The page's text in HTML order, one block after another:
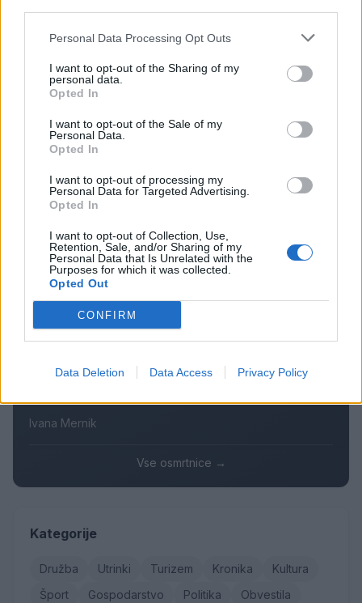
Personal Data Processing Opt Outs
I want to opt-out of the Sharing of my
personal data.
Opted In
I want to opt-out of the Sale of my
Personal Data.
Opted In
I want to opt-out of processing my
Personal Data for Targeted Advertising.
Opted In
I want to opt-out of Collection, Use,
Retention, Sale, and/or Sharing of my
Personal Data that Is Unrelated with the
Purposes for which it was collected.
Opted Out
CONFIRM
Data Deletion Data Access Privacy Policy
Najbolj brano
Pretep v gostinskem lokalu v Velenju: 46-letnik
moškega udaril s steklenico in ga zabodel
velenjske picerije o padcu s padalom na
Hrvaškem
Dopustniška drama: Policija pričakala letalo s
Korošico po pristanku
Na Šaleški cesti v Velenju občanka poškodovala
tri vozila
mrtvega 76-letnika
Osmrtnice
Danica Sladič
Branko Golob
Roman Skale
Ivana Mernik
Vse osmrtnice →
Kategorije
Družba Utrinki Turizem Kronika
Kultura
Šport
Gospodarstvo Politika
Obvestila